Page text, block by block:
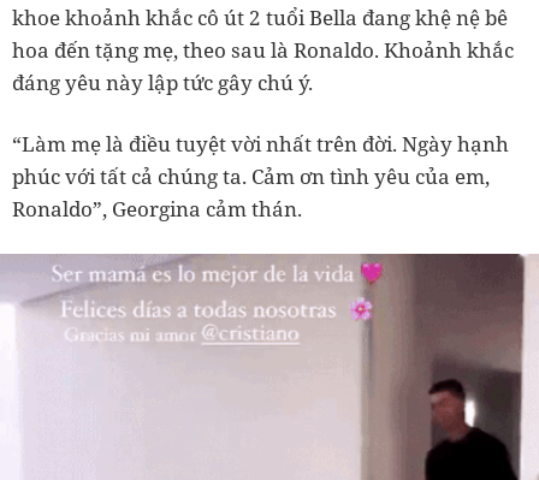
khoe khoảnh khắc cô út 2 tuổi Bella đang khệ nệ bê
hoa đến tặng mẹ, theo sau là Ronaldo. Khoảnh khắc
đáng yêu này lập tức gây chú ý.
“Làm mẹ là điều tuyệt vời nhất trên đời. Ngày hạnh
phúc với tất cả chúng ta. Cảm ơn tình yêu của em,
Ronaldo”, Georgina cảm thán.